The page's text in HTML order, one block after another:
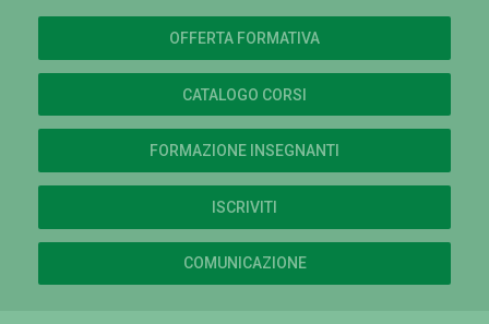
OFFERTA FORMATIVA
CATALOGO CORSI
FORMAZIONE INSEGNANTI
ISCRIVITI
COMUNICAZIONE